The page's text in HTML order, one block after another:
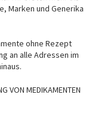
Marken und Generika
ohne Rezept
an alle Adressen im
VON MEDIKAMENTEN